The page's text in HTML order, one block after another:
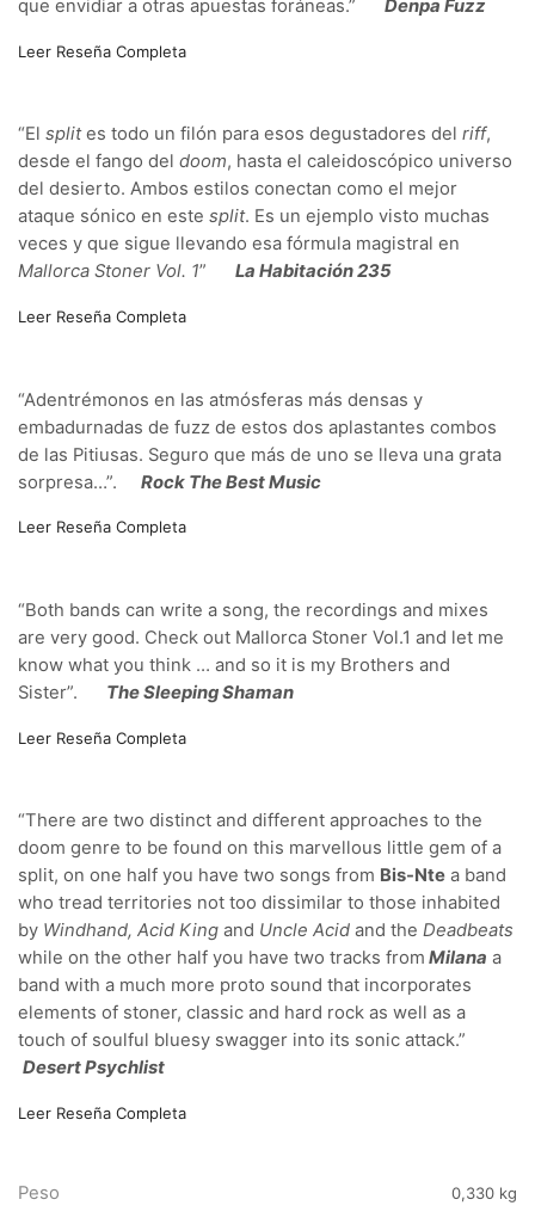
que envidiar a otras apuestas foráneas.” Denpa Fuzz
Leer Reseña Completa
“El splites todo un filón para esos degustadores del riff,
desde el fango del doom, hasta el caleidoscópico universo
del desierto. Ambos estilos conectan como el mejor
ataque sónico en este split. Es un ejemplo visto muchas
veces y que sigue llevando esa fórmula magistral en
Mallorca Stoner Vol. 1” La Habitación 235
Leer Reseña Completa
“Adentrémonos en las atmósferas más densas y
embadurnadas de fuzz de estos dos aplastantes combos
de las Pitiusas. Seguro que más de uno se lleva una grata
sorpresa…”. Rock The Best Music
Leer Reseña Completa
“Both bands can write a song, the recordings and mixes
are very good. Check out Mallorca Stoner Vol.1 and let me
know what you think … and so it is my Brothers and
Sister”. The Sleeping Shaman
Leer Reseña Completa
“There are two distinct and different approaches to the
doom genre to be found on this marvellous little gem of a
split, on one half you have two songs from Bis-Nte a band
who tread territories not too dissimilar to those inhabited
by Windhand, Acid King and Uncle Acid and the Deadbeats
while on the other half you have two tracks from Milana a
band with a much more proto sound that incorporates
elements of stoner, classic and hard rock as well as a
touch of soulful bluesy swagger into its sonic attack.”
Desert Psychlist
Leer Reseña Completa
Peso 0,330 kg